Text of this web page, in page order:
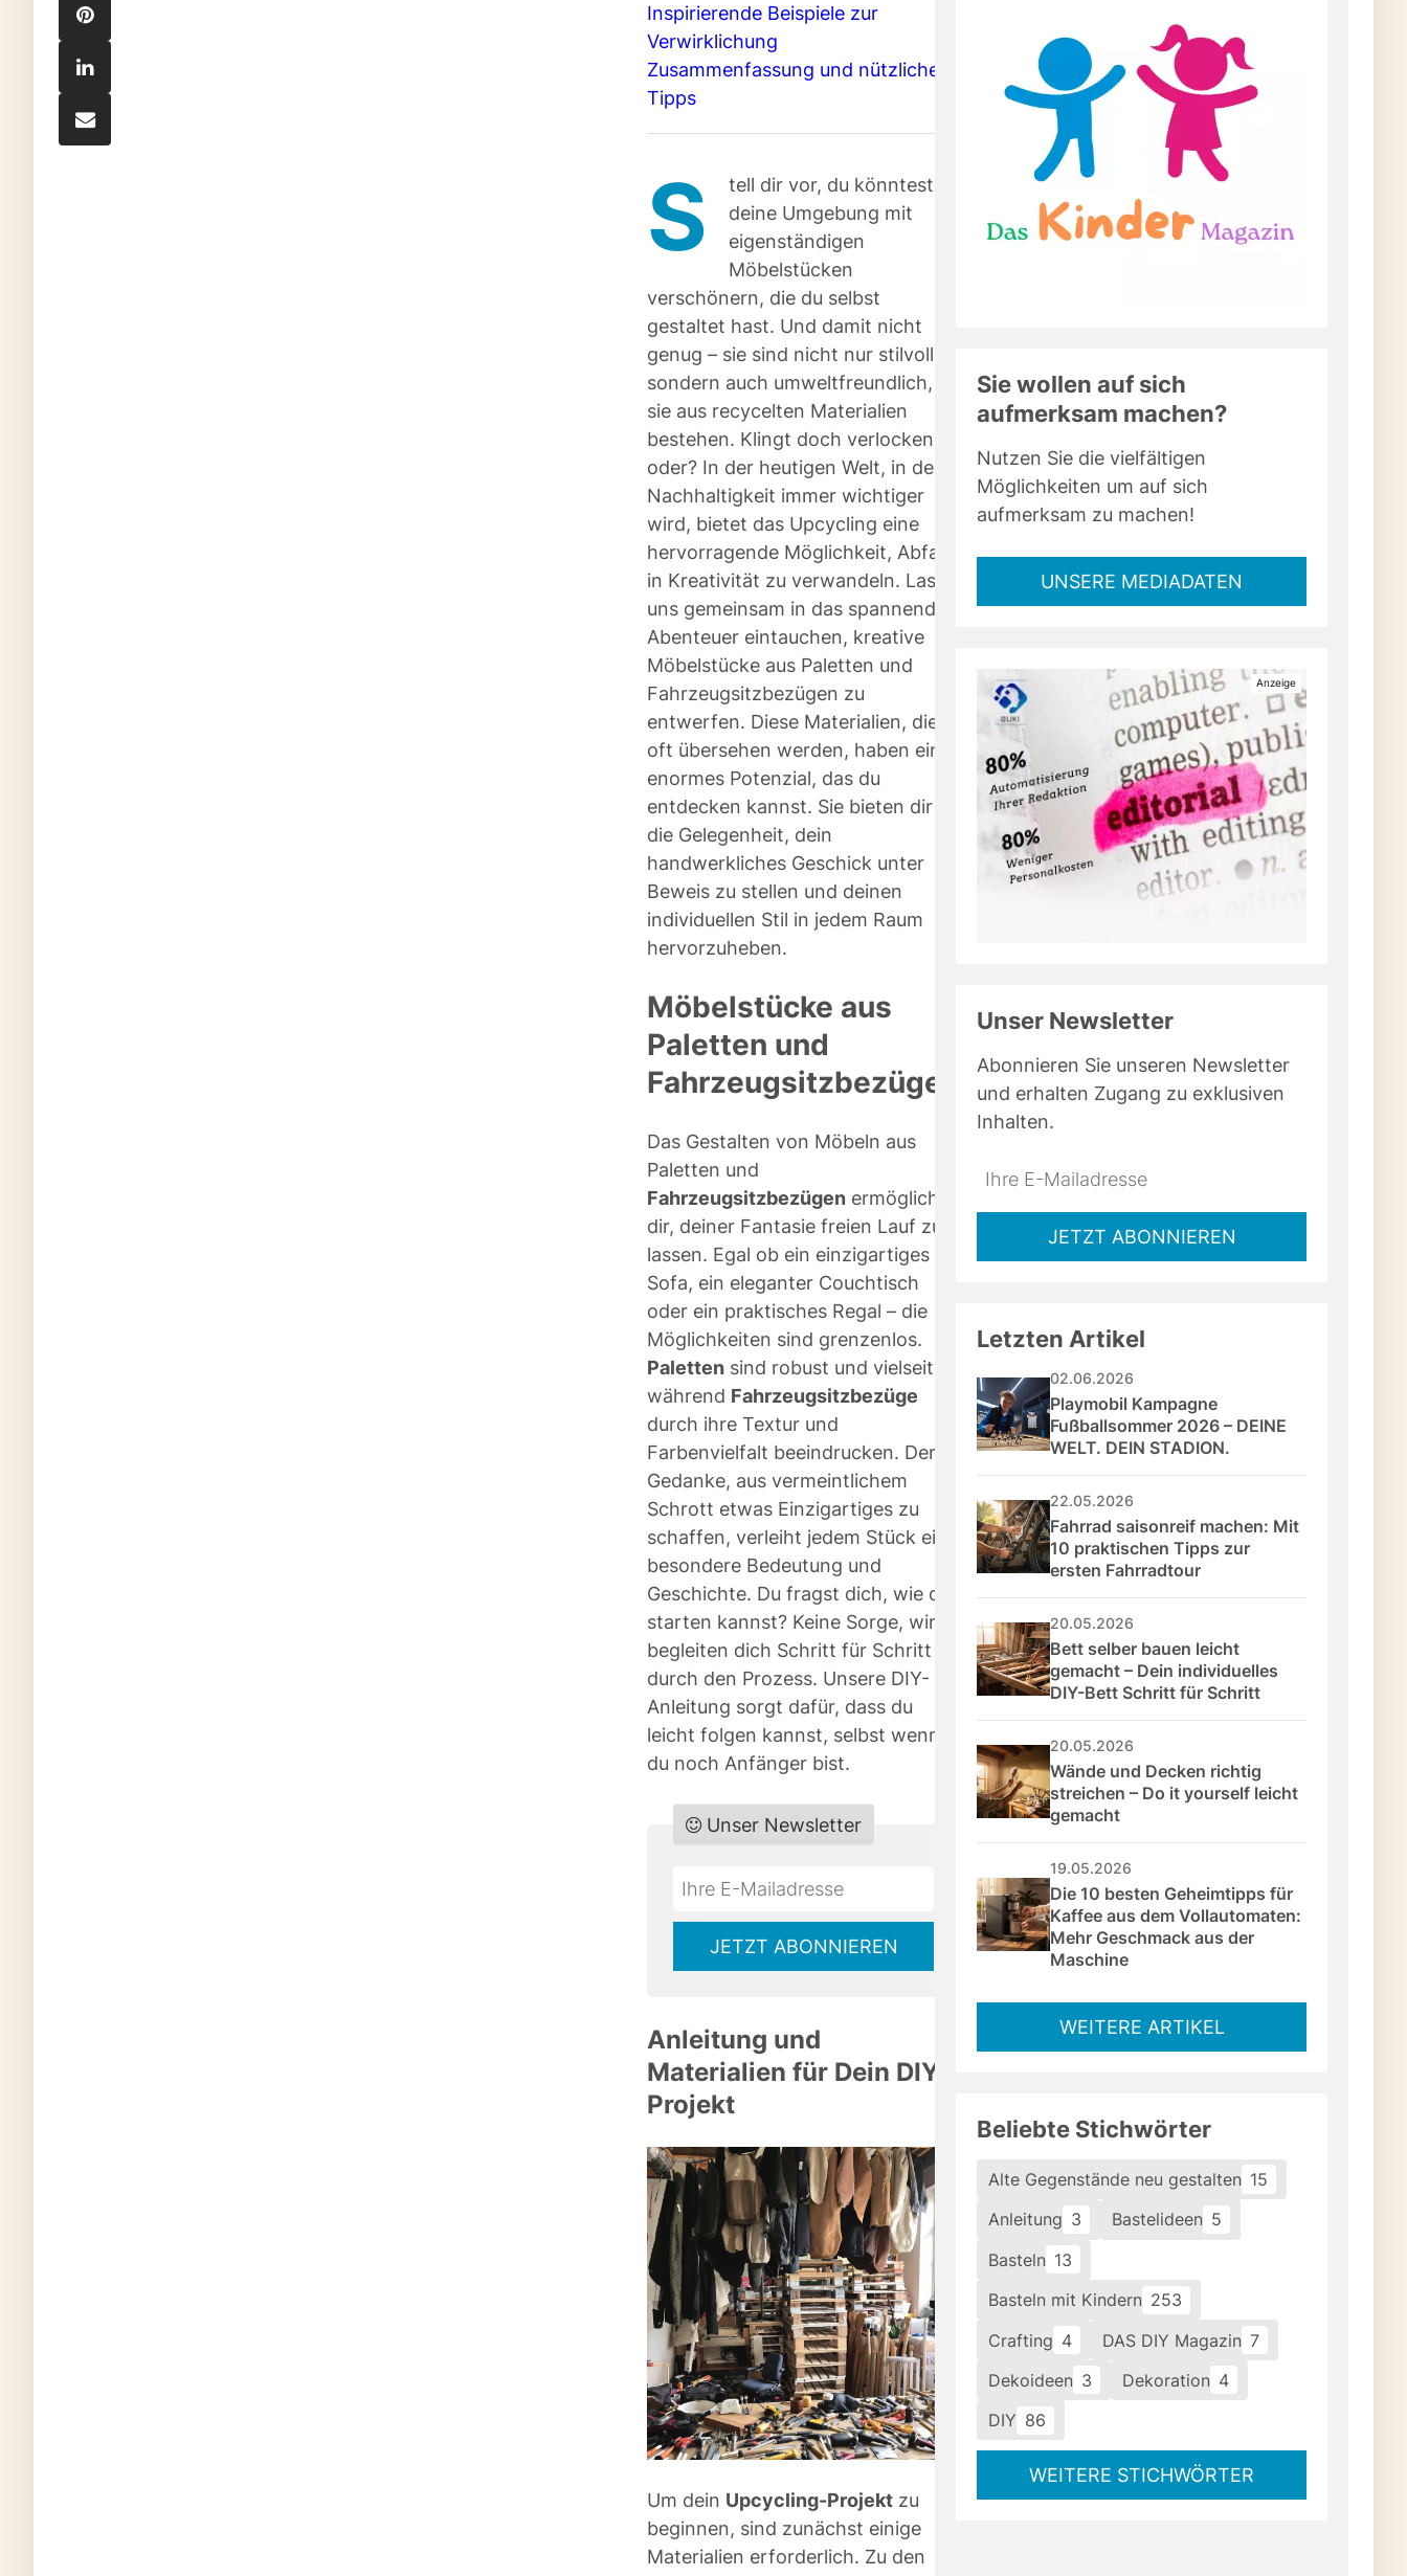
Inspirierende Beispiele zur
Verwirklichung
Zusammenfassung und nützliche
Tipps
S
tell dir vor, du könntest
deine Umgebung mit
eigenständigen
Möbelstücken
verschönern, die du selbst
gestaltet hast. Und damit nicht
genug – sie sind nicht nur stilvoll,
sondern auch umweltfreundlich, da
sie aus recycelten Materialien
bestehen. Klingt doch verlockend,
oder? In der heutigen Welt, in der
Nachhaltigkeit immer wichtiger
wird, bietet das Upcycling eine
hervorragende Möglichkeit, Abfall
in Kreativität zu verwandeln. Lass
uns gemeinsam in das spannende
Abenteuer eintauchen, kreative
Möbelstücke aus Paletten und
Fahrzeugsitzbezügen zu
entwerfen. Diese Materialien, die
oft übersehen werden, haben ein
enormes Potenzial, das du
entdecken kannst. Sie bieten dir
die Gelegenheit, dein
handwerkliches Geschick unter
Beweis zu stellen und deinen
individuellen Stil in jedem Raum
hervorzuheben.
Möbelstücke aus
Paletten und
Fahrzeugsitzbezügen
Das Gestalten von Möbeln aus
Paletten und
Fahrzeugsitzbezügen ermöglicht
dir, deiner Fantasie freien Lauf zu
lassen. Egal ob ein einzigartiges
Sofa, ein eleganter Couchtisch
oder ein praktisches Regal – die
Möglichkeiten sind grenzenlos.
Paletten sind robust und vielseitig,
während Fahrzeugsitzbezüge
durch ihre Textur und
Farbenvielfalt beeindrucken. Der
Gedanke, aus vermeintlichem
Schrott etwas Einzigartiges zu
schaffen, verleiht jedem Stück eine
besondere Bedeutung und
Geschichte. Du fragst dich, wie du
starten kannst? Keine Sorge, wir
begleiten dich Schritt für Schritt
durch den Prozess. Unsere DIY-
Anleitung sorgt dafür, dass du
leicht folgen kannst, selbst wenn
du noch Anfänger bist.
Do
Unser Newsletter
*Ihre
Mailadresse:
JETZT ABONNIEREN
Anleitung und
Materialien für Dein DIY-
Projekt
Um dein Upcycling-Projekt zu
beginnen, sind zunächst einige
Materialien erforderlich. Zu den
Sie wollen auf sich
aufmerksam machen?
Nutzen Sie die vielfältigen
Möglichkeiten um auf sich
aufmerksam zu machen!
UNSERE MEDIADATEN
Unser Newsletter
Abonnieren Sie unseren Newsletter
und erhalten Zugang zu exklusiven
Inhalten.
Do
*Ihre
Mailadresse:JETZT ABONNIEREN
Letzten Artikel
02.06.2026
Playmobil Kampagne
Fußballsommer 2026 – DEINE
WELT. DEIN STADION.
22.05.2026
Fahrrad saisonreif machen: Mit
10 praktischen Tipps zur
ersten Fahrradtour
20.05.2026
Bett selber bauen leicht
gemacht – Dein individuelles
DIY-Bett Schritt für Schritt
20.05.2026
Wände und Decken richtig
streichen – Do it yourself leicht
gemacht
19.05.2026
Die 10 besten Geheimtipps für
Kaffee aus dem Vollautomaten:
Mehr Geschmack aus der
Maschine
WEITERE ARTIKEL
Beliebte Stichwörter
Alte Gegenstände neu gestalten 15
Anleitung 3 Bastelideen 5
Basteln 13
Basteln mit Kindern 253
Crafting 4 DAS DIY Magazin 7
Dekoideen 3 Dekoration 4
DIY 86
WEITERE STICHWÖRTER